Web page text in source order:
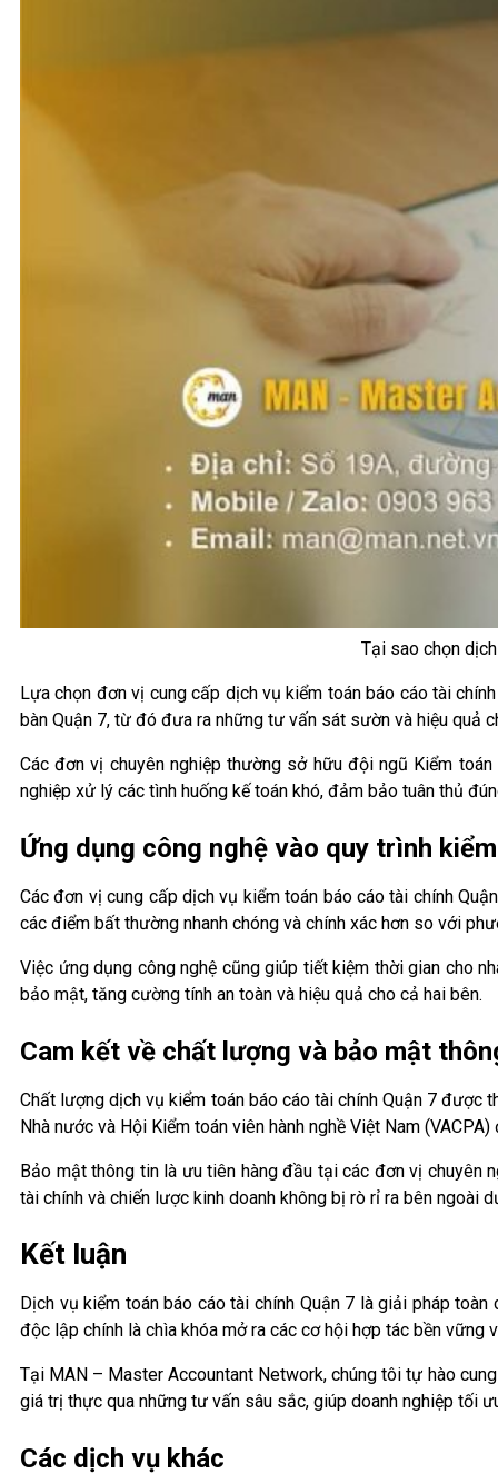
Tại sao chọn
Lựa chọn đơn vị cung cấp dịch vụ kiểm toán báo cáo tài
bàn Quận 7, từ đó đưa ra những tư vấn sát sườn và hiệu quả
Các đơn vị chuyên nghiệp thường sở hữu đội ngũ Kiểm
nghiệp xử lý các tình huống kế toán khó, đảm bảo tuân thủ
Ứng dụng công nghệ vào quy trình
Các đơn vị cung cấp dịch vụ kiểm toán báo cáo tài chính
các điểm bất thường nhanh chóng và chính xác hơn so với
Việc ứng dụng công nghệ cũng giúp tiết kiệm thời gian cho
bảo mật, tăng cường tính an toàn và hiệu quả cho cả hai bên.
Cam kết về chất lượng và bảo mật
Chất lượng dịch vụ kiểm toán báo cáo tài chính Quận 7 được
Nhà nước và Hội Kiểm toán viên hành nghề Việt Nam
Bảo mật thông tin là ưu tiên hàng đầu tại các đơn vị
tài chính và chiến lược kinh doanh không bị rò rỉ ra bên ngoài
Kết luận
Dịch vụ kiểm toán báo cáo tài chính Quận 7 là giải pháp
độc lập chính là chìa khóa mở ra các cơ hội hợp tác bền vững
Tại MAN – Master Accountant Network, chúng tôi tự hào
giá trị thực qua những tư vấn sâu sắc, giúp doanh nghiệp tối
Các dịch vụ khác